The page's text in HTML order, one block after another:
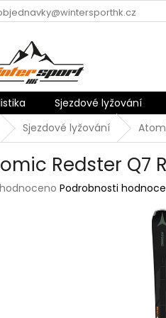
Sjezdové lyžování
DomůSjezdové lyžování
Redster Q7
Podrobnosti